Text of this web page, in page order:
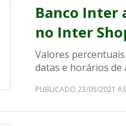
Banco Inter
no Inter
Valores
datas e horários de
PUBLICADO 23/05/2021